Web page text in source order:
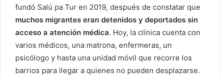
fundó Salú pa Tur en 2019, después de constatar que
muchos migrantes eran detenidos y deportados sin
acceso a atención médica. Hoy, la clínica cuenta con
varios médicos, una matrona, enfermeras, un
psicólogo y hasta una unidad móvil que recorre los
barrios para llegar a quienes no pueden desplazarse.